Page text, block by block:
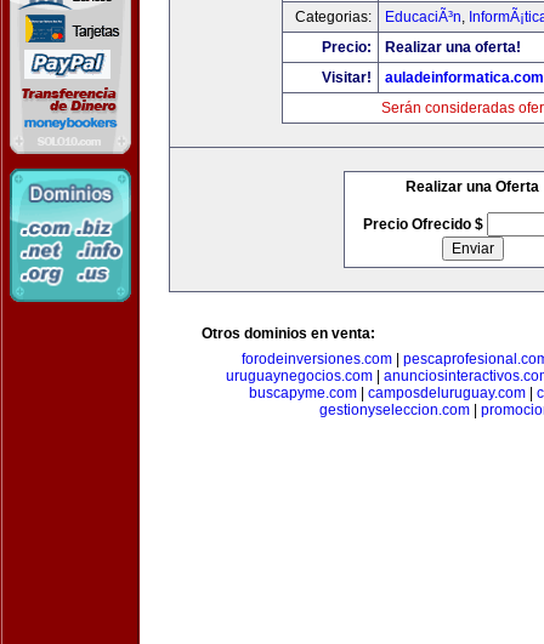
Categorias:
EducaciÃ³n,
Precio:
Realizar una oferta!
Visitar!
auladeinformatica.com
Serán consideradas
Realizar una Oferta
Precio Ofrecido $
Otros dominios en venta:
forodeinversiones.com
uruguaynegocios.com|
buscapyme.com
camposdeluruguay.com
gestionyseleccion.com|